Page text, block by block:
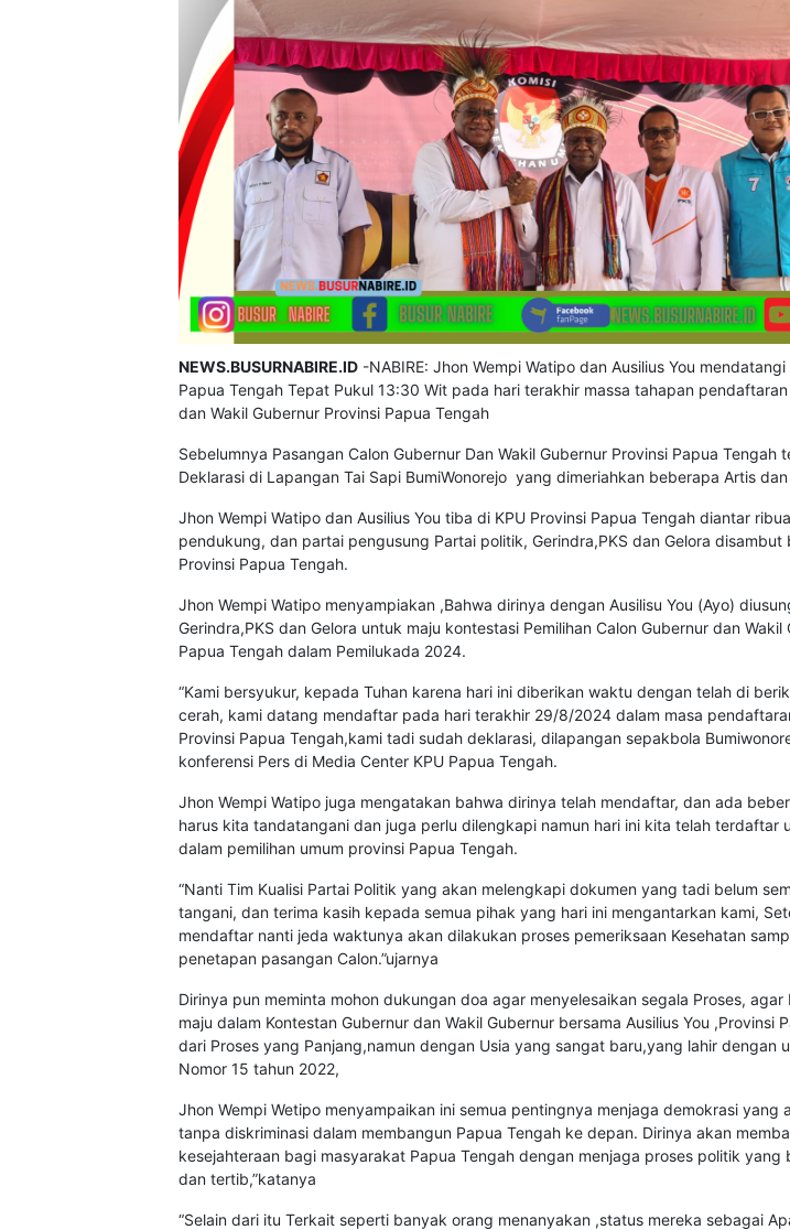
NEWS.BUSURNABIRE.ID -NABIRE: Jhon Wempi Watipo dan Ausilius You
Papua Tengah Tepat Pukul 13:30 Wit pada hari terakhir massa tahapan
dan Wakil Gubernur Provinsi Papua Tengah
Sebelumnya Pasangan Calon Gubernur Dan Wakil Gubernur Provinsi Papua Tengah
Deklarasi di Lapangan Tai Sapi BumiWonorejo yang dimeriahkan beberapa Artis
Jhon Wempi Watipo dan Ausilius You tiba di KPU Provinsi Papua Tengah diantar
pendukung, dan partai pengusung Partai politik, Gerindra,PKS dan Gelora disambut
Provinsi Papua Tengah.
Jhon Wempi Watipo menyampiakan ,Bahwa dirinya dengan Ausilisu You (Ayo)
Gerindra,PKS dan Gelora untuk maju kontestasi Pemilihan Calon Gubernur dan Wakil
Papua Tengah dalam Pemilukada 2024.
“Kami bersyukur, kepada Tuhan karena hari ini diberikan waktu dengan telah di
cerah, kami datang mendaftar pada hari terakhir 29/8/2024 dalam masa
Provinsi Papua Tengah,kami tadi sudah deklarasi, dilapangan sepakbola
konferensi Pers di Media Center KPU Papua Tengah.
Jhon Wempi Watipo juga mengatakan bahwa dirinya telah mendaftar, dan ada
harus kita tandatangani dan juga perlu dilengkapi namun hari ini kita telah terdaftar
dalam pemilihan umum provinsi Papua Tengah.
“Nanti Tim Kualisi Partai Politik yang akan melengkapi dokumen yang tadi belum
tangani, dan terima kasih kepada semua pihak yang hari ini mengantarkan kami,
mendaftar nanti jeda waktunya akan dilakukan proses pemeriksaan Kesehatan
penetapan pasangan Calon.”ujarnya
Dirinya pun meminta mohon dukungan doa agar menyelesaikan segala Proses,
maju dalam Kontestan Gubernur dan Wakil Gubernur bersama Ausilius You ,Provinsi
dari Proses yang Panjang,namun dengan Usia yang sangat baru,yang lahir dengan
Nomor 15 tahun 2022,
Jhon Wempi Wetipo menyampaikan ini semua pentingnya menjaga demokrasi yang
tanpa diskriminasi dalam membangun Papua Tengah ke depan. Dirinya akan
kesejahteraan bagi masyarakat Papua Tengah dengan menjaga proses politik yang
dan tertib,”katanya
“Selain dari itu Terkait seperti banyak orang menanyakan ,status mereka sebagai